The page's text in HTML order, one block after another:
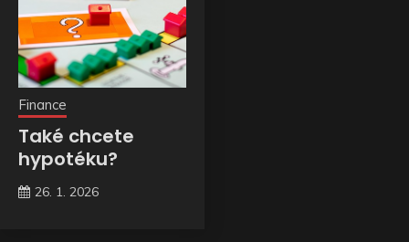
Finance
Také chcete
hypotéku?
26. 1. 2026